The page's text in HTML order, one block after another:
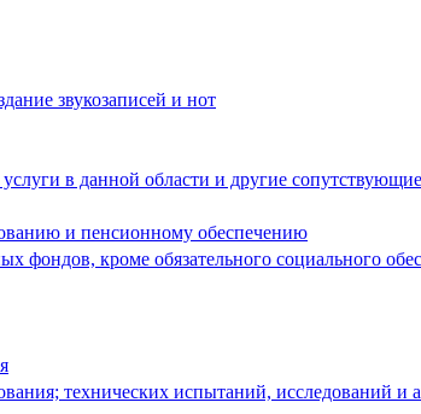
звукозаписей и нот
в данной области и другие
и пенсионному обеспечению
фондов, кроме обязательного социального
технических испытаний, исследований и